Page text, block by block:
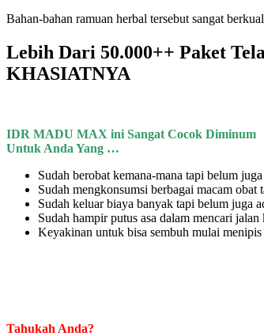
Bahan-bahan ramuan herbal tersebut sangat
Lebih Dari 50.000++ Paket
KHASIATNYA
IDR MADU MAX ini Sangat Cocok Diminum
Untuk Anda Yang …
Sudah berobat kemana-mana tapi belum
Sudah mengkonsumsi berbagai macam
Sudah keluar biaya banyak tapi belum juga
Sudah hampir putus asa dalam mencari
Keyakinan untuk bisa sembuh mulai menipis
Tahukah Anda?